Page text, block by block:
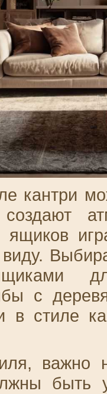
кантри
создают
ящиков
виду.
с
в стиле
важно
быть